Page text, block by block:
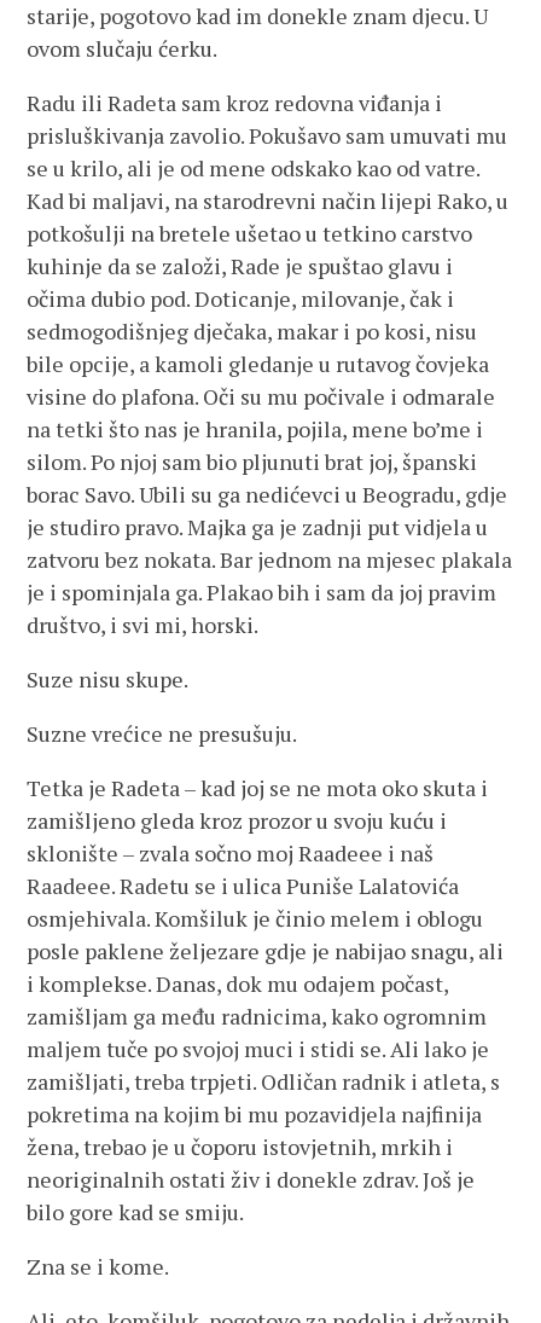
starije, pogotovo kad im donekle znam djecu. U
ovom slučaju ćerku.
Radu ili Radeta sam kroz redovna viđanja i
prisluškivanja zavolio. Pokušavo sam umuvati mu
se u krilo, ali je od mene odskako kao od vatre.
Kad bi maljavi, na starodrevni način lijepi Rako, u
potkošulji na bretele ušetao u tetkino carstvo
kuhinje da se založi, Rade je spuštao glavu i
očima dubio pod. Doticanje, milovanje, čak i
sedmogodišnjeg dječaka, makar i po kosi, nisu
bile opcije, a kamoli gledanje u rutavog čovjeka
visine do plafona. Oči su mu počivale i odmarale
na tetki što nas je hranila, pojila, mene bo’me i
silom. Po njoj sam bio pljunuti brat joj, španski
borac Savo. Ubili su ga nedićevci u Beogradu, gdje
je studiro pravo. Majka ga je zadnji put vidjela u
zatvoru bez nokata. Bar jednom na mjesec plakala
je i spominjala ga. Plakao bih i sam da joj pravim
društvo, i svi mi, horski.
Suze nisu skupe.
Suzne vrećice ne presušuju.
Tetka je Radeta – kad joj se ne mota oko skuta i
zamišljeno gleda kroz prozor u svoju kuću i
sklonište – zvala sočno moj Raadeee i naš
Raadeee. Radetu se i ulica Puniše Lalatovića
osmjehivala. Komšiluk je činio melem i oblogu
posle paklene željezare gdje je nabijao snagu, ali
i komplekse. Danas, dok mu odajem počast,
zamišljam ga među radnicima, kako ogromnim
maljem tuče po svojoj muci i stidi se. Ali lako je
zamišljati, treba trpjeti. Odličan radnik i atleta, s
pokretima na kojim bi mu pozavidjela najfinija
žena, trebao je u čoporu istovjetnih, mrkih i
neoriginalnih ostati živ i donekle zdrav. Još je
bilo gore kad se smiju.
Zna se i kome.